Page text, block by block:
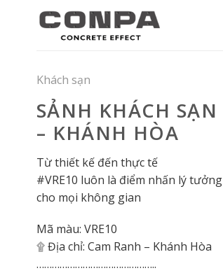
Khách sạn
SẢNH KHÁCH SẠN
– KHÁNH HÒA
Từ thiết kế đến thực tế
#VRE10 luôn là điểm nhấn lý tưởng
cho mọi không gian
Mã màu: VRE10
۩ Địa chỉ: Cam Ranh – Khánh Hòa
………………………………………..